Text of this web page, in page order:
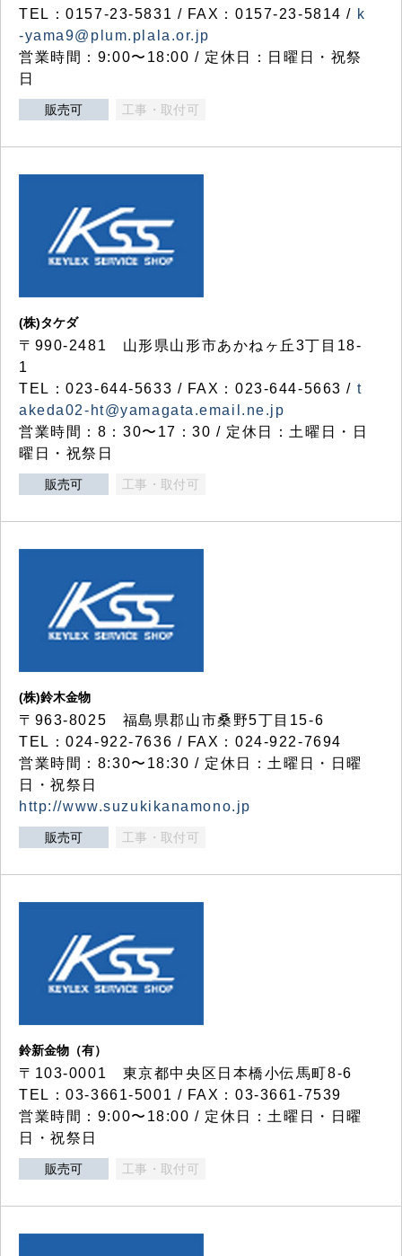
TEL：0157-23-5831 / FAX：0157-23-5814 / k
-yama9@plum.plala.or.jp
営業時間：9:00〜18:00 / 定休日：日曜日・祝祭
日
販売可 工事・取付可
(株)タケダ
〒990-2481 山形県山形市あかねヶ丘3丁目18-
1
TEL：023-644-5633 / FAX：023-644-5663 / t
akeda02-ht@yamagata.email.ne.jp
営業時間：8：30〜17：30 / 定休日：土曜日・日
曜日・祝祭日
販売可 工事・取付可
(株)鈴木金物
〒963-8025 福島県郡山市桑野5丁目15-6
TEL：024-922-7636 / FAX：024-922-7694
営業時間：8:30〜18:30 / 定休日：土曜日・日曜
日・祝祭日
http://www.suzukikanamono.jp
販売可 工事・取付可
鈴新金物（有）
〒103-0001 東京都中央区日本橋小伝馬町8-6
TEL：03-3661-5001 / FAX：03-3661-7539
営業時間：9:00〜18:00 / 定休日：土曜日・日曜
日・祝祭日
販売可 工事・取付可